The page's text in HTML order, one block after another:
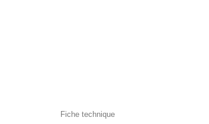
Fiche technique